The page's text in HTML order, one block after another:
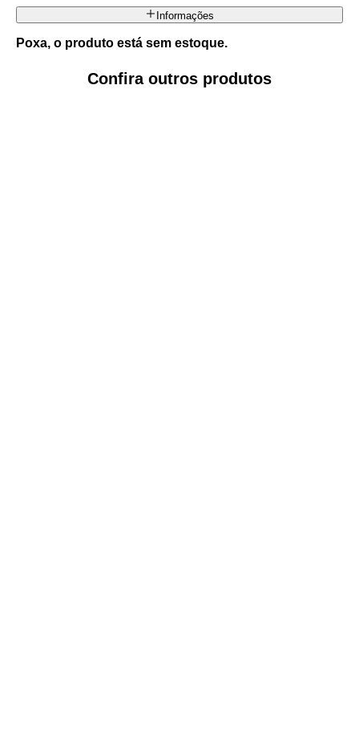
Informações
Poxa, o produto está sem estoque.
Confira outros produtos